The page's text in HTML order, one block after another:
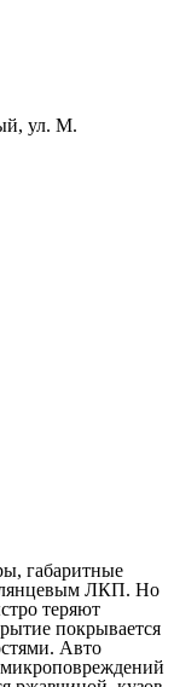
ул. М.
габаритные
ЛКП. Но
теряют
покрывается
Авто